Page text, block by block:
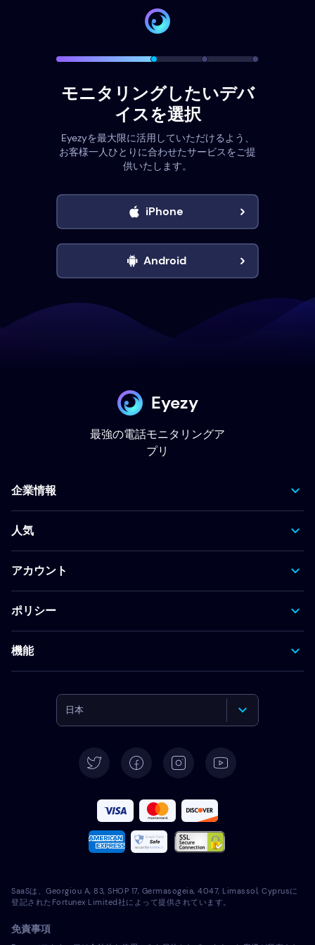
モニタリングしたいデバ
イスを選択
Eyezyを最大限に活用していただけるよう、
お客様一人ひとりに合わせたサービスをご提
供いたします。
iPhone
Android
Eyezy
最強の電話モニタリングア
プリ
企業情報
人気
アカウント
ポリシー
機能
日本
Deutsch
Español
Français
Português
SaaSは、Georgiou A, 83, SHOP 17, Germasogeia, 4047, Limassol, Cyprusに
登記されたFortunex Limited社によって提供されています。
免責事項